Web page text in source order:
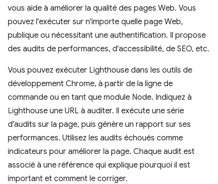
vous aide à améliorer la qualité des pages Web. Vous
pouvez l'exécuter sur n'importe quelle page Web,
publique ou nécessitant une authentification. Il propose
des audits de performances, d'accessibilité, de SEO, etc.
Vous pouvez exécuter Lighthouse dans les outils de
développement Chrome, à partir de la ligne de
commande ou en tant que module Node. Indiquez à
Lighthouse une URL à auditer. Il exécute une série
d'audits sur la page, puis génère un rapport sur ses
performances. Utilisez les audits échoués comme
indicateurs pour améliorer la page. Chaque audit est
associé à une référence qui explique pourquoi il est
important et comment le corriger.